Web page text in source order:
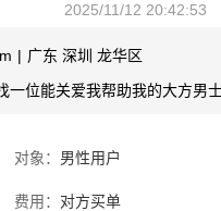
2025/11/12 20:42:53
| 广东 深圳 龙华区
一位能关爱我帮助我的大方男
对象： 男性用户
费用： 对方买单